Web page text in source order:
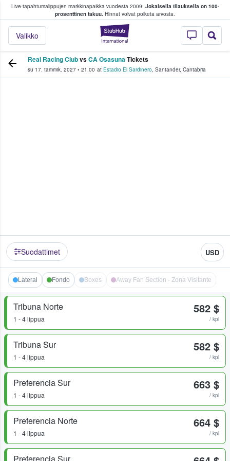
Live-tapahtumalippujen markkinapaikka vuodesta 2009. Jokaisella tilauksella on 100-
prosenttinen takuu. Hinnat voivat poiketa arvosta.
StubHub -
Valikko
fanit ostavat ja myyvät lippuja
Real Racing ClubvsCA OsasunaTickets
su 17. tammik. 2027 • 21.00 at Estadio El Sardinero, Santander, Cantabria
Suodattimet USD
Lateral Fondo Boxes Away Fan Section - Zona Visitante
Tribuna Norte
1 - 4 lippua
582 $
/ kpl
Tribuna Sur
1 - 4 lippua
582 $
/ kpl
Preferencia Sur
1 - 4 lippua
663 $
/ kpl
Preferencia Norte
1 - 4 lippua
664 $
/ kpl